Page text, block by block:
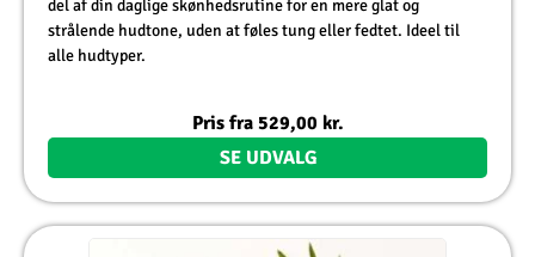
del af din daglige skønhedsrutine for en mere glat og
strålende hudtone, uden at føles tung eller fedtet. Ideel til
alle hudtyper.
Pris fra 529,00 kr.
SE UDVALG